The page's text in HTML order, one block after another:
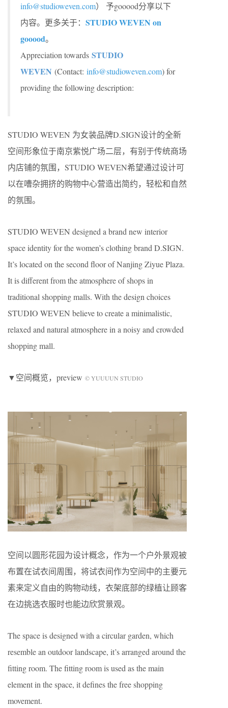
info@studioweven.com） 予gooood分享以下
内容。更多关于： STUDIO WEVEN on
gooood。
Appreciation towards STUDIO
WEVEN (Contact: info@studioweven.com) for
providing the following description:
STUDIO WEVEN 为女装品牌D.SIGN设计的全新
空间形象位于南京紫悦广场二层，有别于传统商场
内店铺的氛围，STUDIO WEVEN希望通过设计可
以在嘈杂拥挤的购物中心营造出简约，轻松和自然
的氛围。
STUDIO WEVEN designed a brand new interior
space identity for the women’s clothing brand D.SIGN.
It’s located on the second floor of Nanjing Ziyue Plaza.
It is different from the atmosphere of shops in
traditional shopping malls. With the design choices
STUDIO WEVEN believe to create a minimalistic,
relaxed and natural atmosphere in a noisy and crowded
shopping mall.
▼空间概览，preview © YUUUUN STUDIO
空间以圆形花园为设计概念，作为一个户外景观被
布置在试衣间周围，将试衣间作为空间中的主要元
素来定义自由的购物动线，衣架底部的绿植让顾客
在边挑选衣服时也能边欣赏景观。
The space is designed with a circular garden, which
resemble an outdoor landscape, it’s arranged around the
fitting room. The fitting room is used as the main
element in the space, it defines the free shopping
movement.